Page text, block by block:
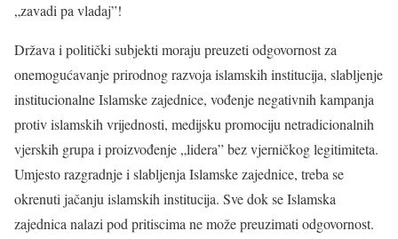
„zavadi pa vladaj”!
Država i politički subjekti moraju preuzeti odgovornost za
onemogućavanje prirodnog razvoja islamskih institucija, slabljenje
institucionalne Islamske zajednice, vođenje negativnih kampanja
protiv islamskih vrijednosti, medijsku promociju netradicionalnih
vjerskih grupa i proizvođenje „lidera” bez vjerničkog legitimiteta.
Umjesto razgradnje i slabljenja Islamske zajednice, treba se
okrenuti jačanju islamskih institucija. Sve dok se Islamska
zajednica nalazi pod pritiscima ne može preuzimati odgovornost.